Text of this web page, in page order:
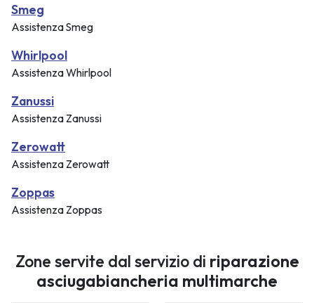
Smeg
Assistenza Smeg
Whirlpool
Assistenza Whirlpool
Zanussi
Assistenza Zanussi
Zerowatt
Assistenza Zerowatt
Zoppas
Assistenza Zoppas
Zone servite dal servizio di riparazione
asciugabiancheria multimarche